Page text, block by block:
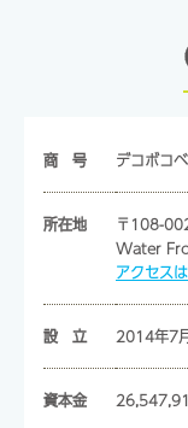
商 号 デコボコ
所在地
〒108-
Water
アクセス
設 立 2014年7
資本金